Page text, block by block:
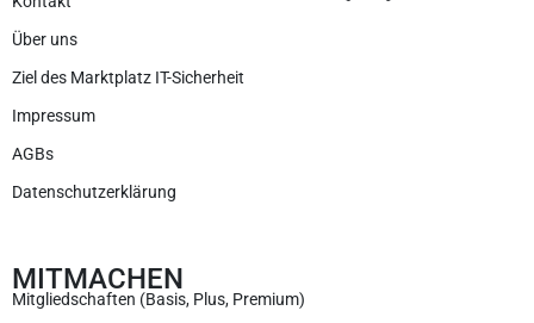
Über uns
Ziel des Marktplatz IT-Sicherheit
Impressum
AGBs
Datenschutzerklärung
MITMACHEN
Mitgliedschaften (Basis, Plus, Premium)